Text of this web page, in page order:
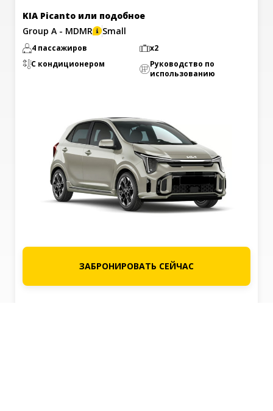
KIA Picanto или подобное
Group A - MDMR
Small
4 пассажиров
x2
С кондиционером
Руководство по
использованию
ЗАБРОНИРОВАТЬ СЕЙЧАС